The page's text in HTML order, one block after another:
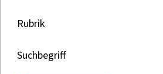
Rubrik
Suchbegriff